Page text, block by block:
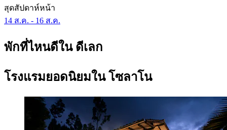
สุดสัปดาห์หน้า
14 ส.ค. - 16 ส.ค.
พักที่ไหนดีใน ดีเลก
โรงแรมยอดนิยมใน โซลาโน